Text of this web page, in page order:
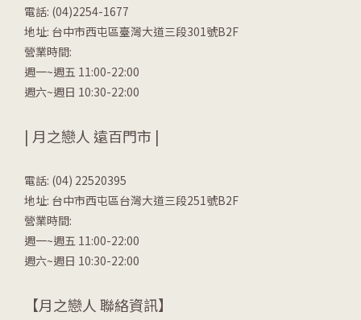
電話: (04)2254-1677
地址: 台中市西屯區臺灣大道三段301號B2F
營業時間:
週一~週五 11:00-22:00
週六~週日 10:30-22:00
| 月之戀人 遠百門市 |
電話: (04) 22520395
地址: 台中市西屯區台灣大道三段251號B2F
營業時間:
週一~週五 11:00-22:00
週六~週日 10:30-22:00
【月之戀人 聯絡資訊】